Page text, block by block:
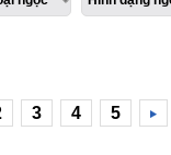
3 4 5